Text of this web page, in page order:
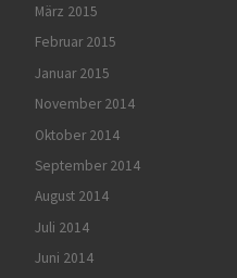
März 2015
Februar 2015
Januar 2015
November 2014
Oktober 2014
September 2014
August 2014
Juli 2014
Juni 2014